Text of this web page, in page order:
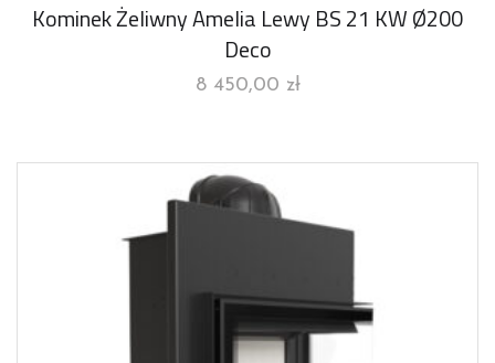
Kominek Żeliwny Amelia Lewy BS 21 KW Ø200
Deco
8 450,00 zł